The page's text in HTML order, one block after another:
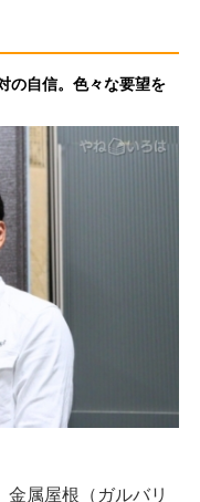
の自信。色々な要望を
属屋根（ガルバリ